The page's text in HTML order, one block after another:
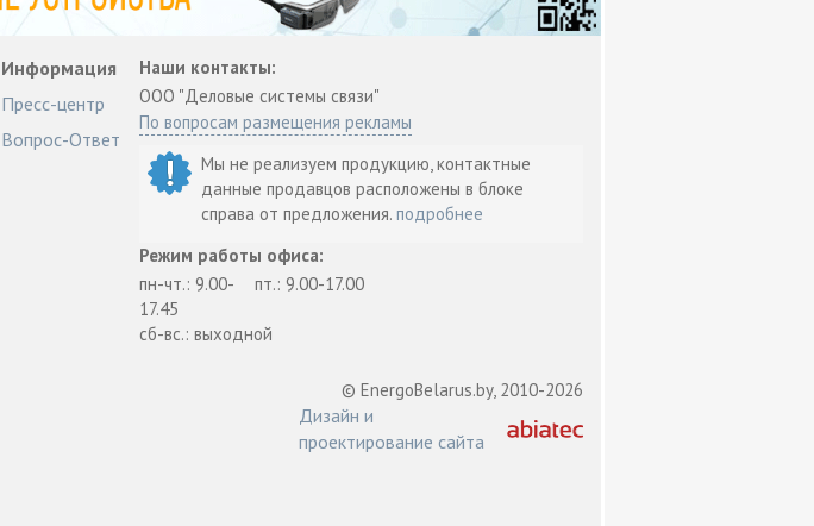
Информация
Пресс-центр
Вопрос-Ответ
Наши контакты:
ООО "Деловые системы связи"
По вопросам размещения рекламы
Мы не реализуем продукцию, контактные
данные продавцов расположены в блоке
справа от предложения.подробнее
Режим работы офиса:
пн-чт.: 9.00-
17.45
пт.: 9.00-17.00
сб-вс.: выходной
© EnergoBelarus.by, 2010-2026
Дизайн и
проектирование сайта